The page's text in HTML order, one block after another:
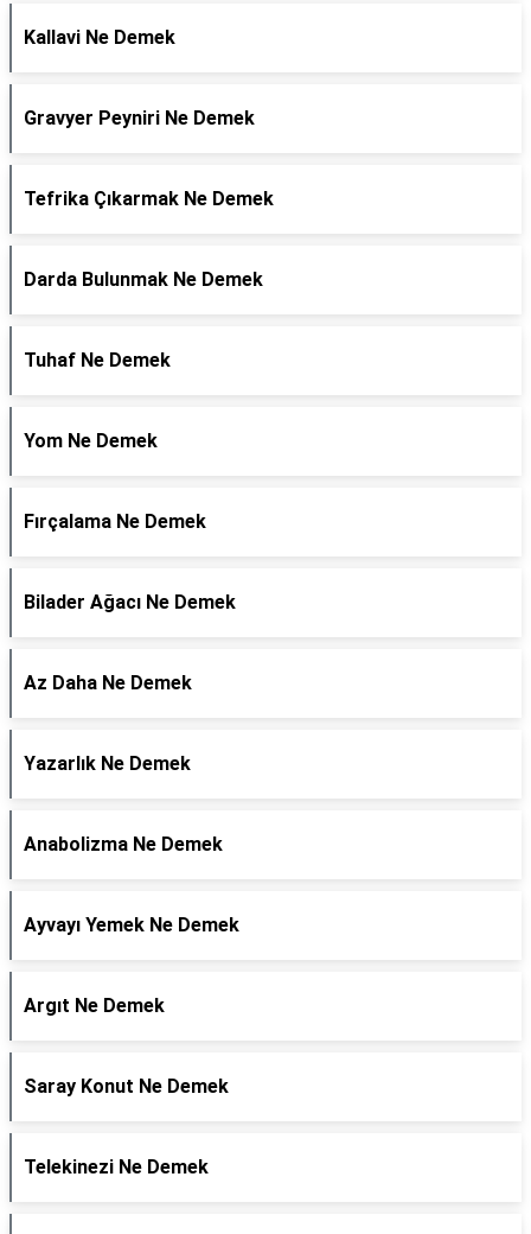
Kallavi Ne Demek
Gravyer Peyniri Ne Demek
Tefrika Çıkarmak Ne Demek
Darda Bulunmak Ne Demek
Tuhaf Ne Demek
Yom Ne Demek
Fırçalama Ne Demek
Bilader Ağacı Ne Demek
Az Daha Ne Demek
Yazarlık Ne Demek
Anabolizma Ne Demek
Ayvayı Yemek Ne Demek
Argıt Ne Demek
Saray Konut Ne Demek
Telekinezi Ne Demek